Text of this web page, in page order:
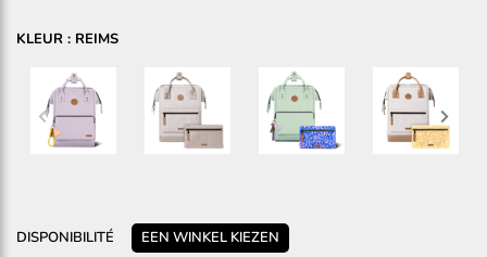
KLEUR : REIMS
DISPONIBILITÉ EEN WINKEL KIEZEN